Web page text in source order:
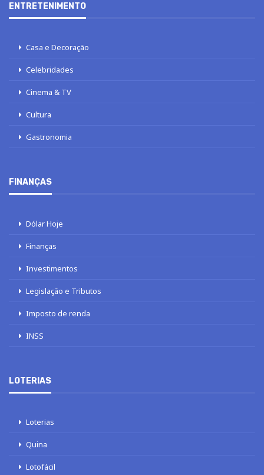
ENTRETENIMENTO
Casa e Decoração
Celebridades
Cinema & TV
Cultura
Gastronomia
FINANÇAS
Dólar Hoje
Finanças
Investimentos
Legislação e Tributos
Imposto de renda
INSS
LOTERIAS
Loterias
Quina
Lotofácil